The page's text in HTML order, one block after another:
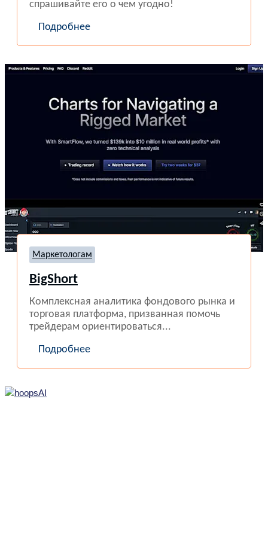
спрашивайте его о чем угодно!
Подробнее
Маркетологам
BigShort
Комплексная аналитика фондового рынка и
торговая платформа, призванная помочь
трейдерам ориентироваться...
Подробнее